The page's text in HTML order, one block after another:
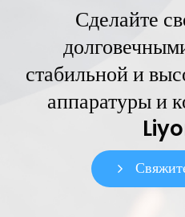
Сделайте
стабильной и
аппаратуры и